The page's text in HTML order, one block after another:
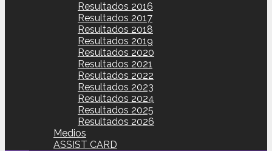
Resultados 2016
Resultados 2017
Resultados 2018
Resultados 2019
Resultados 2020
Resultados 2021
Resultados 2022
Resultados 2023
Resultados 2024
Resultados 2025
Resultados 2026
Medios
ASSIST CARD